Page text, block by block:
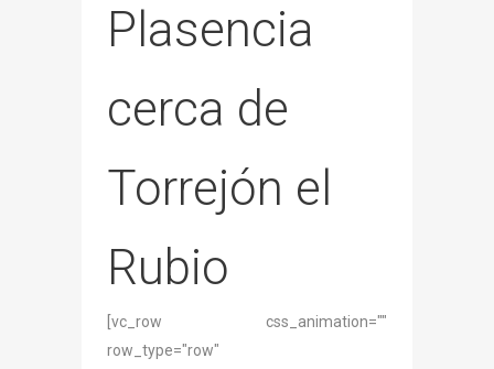
Plasencia
cerca de
Torrejón el
Rubio
[vc_row css_animation=""
row_type="row"